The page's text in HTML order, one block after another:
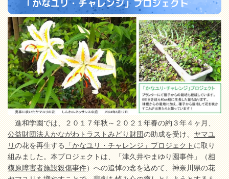
「かなユリ・チャレンジ」プロジェクト
進和学園では、２０１７年秋～２０２１年春の約３年４ヶ月、
公益財団法人かながわトラストみどり財団の助成を受け、ヤマユ
リの花を再生する「かなユリ・チャレンジ」プロジェクトに取り
組みました。本プロジェクトは、「津久井やまゆり園事件」（相
模原障害者施設殺傷事件）への追悼の念を込めて、神奈川県の花